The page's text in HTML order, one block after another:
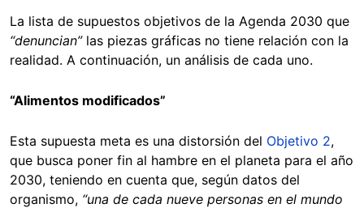
La lista de supuestos objetivos de la Agenda 2030 que
“denuncian”las piezas gráficas no tiene relación con la
realidad. A continuación, un análisis de cada uno.
“Alimentos modificados”
Esta supuesta meta es una distorsión del Objetivo 2,
que busca poner fin al hambre en el planeta para el año
2030, teniendo en cuenta que, según datos del
organismo, “una de cada nueve personas en el mundo